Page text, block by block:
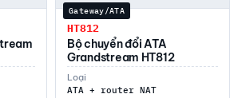
Gateway/ATA
HT812
Bộ chuyển đổi ATA
Grandstream HT812
Loại
ATA + router NAT